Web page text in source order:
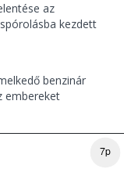
7p
az
kezdett
benzinár
embereket